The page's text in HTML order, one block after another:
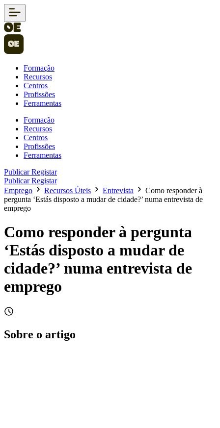
Formação
Recursos
Centros
Profissões
Ferramentas
Formação
Recursos
Centros
Profissões
Ferramentas
PublicarRegistar
PublicarRegistar
Emprego
Recursos Úteis Entrevista
Como responder à
pergunta ‘Estás disposto a mudar de cidade?’ numa entrevista de
emprego
Como responder à pergunta
‘Estás disposto a mudar de
cidade?’ numa entrevista de
emprego
Sobre o artigo